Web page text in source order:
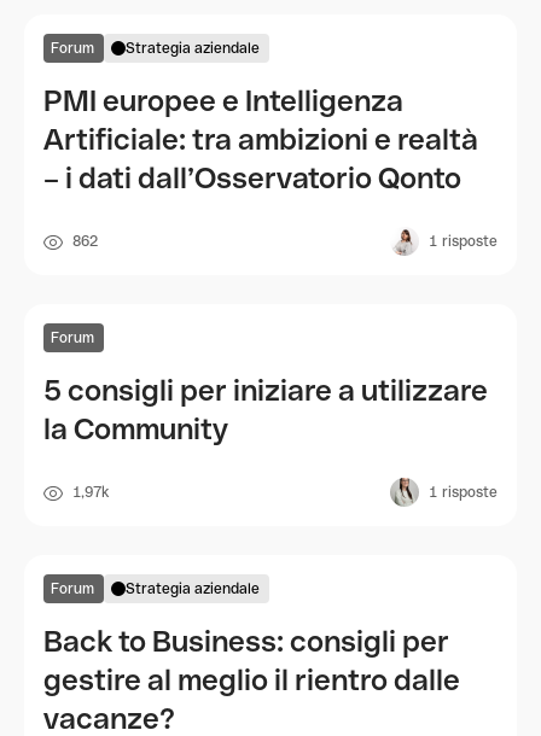
Forum Strategia aziendale
PMI europee e Intelligenza
Artificiale: tra ambizioni e realtà
– i dati dall’Osservatorio Qonto
862 1 risposte
Forum
5 consigli per iniziare a utilizzare
la Community
1,97k 1 risposte
Forum Strategia aziendale
Back to Business: consigli per
gestire al meglio il rientro dalle
vacanze?